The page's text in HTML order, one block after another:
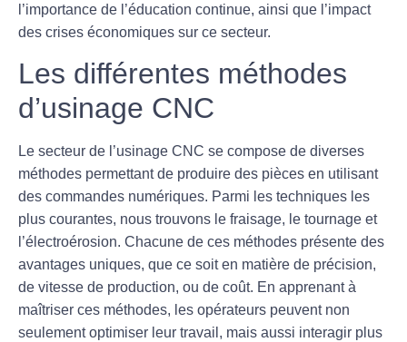
l’importance de l’éducation continue, ainsi que l’impact
des crises économiques sur ce secteur.
Les différentes méthodes
d’usinage CNC
Le secteur de l’usinage CNC se compose de diverses
méthodes permettant de produire des pièces en utilisant
des commandes numériques. Parmi les techniques les
plus courantes, nous trouvons le fraisage, le tournage et
l’électroérosion. Chacune de ces méthodes présente des
avantages uniques, que ce soit en matière de précision,
de vitesse de production, ou de coût. En apprenant à
maîtriser ces méthodes, les opérateurs peuvent non
seulement optimiser leur travail, mais aussi interagir plus